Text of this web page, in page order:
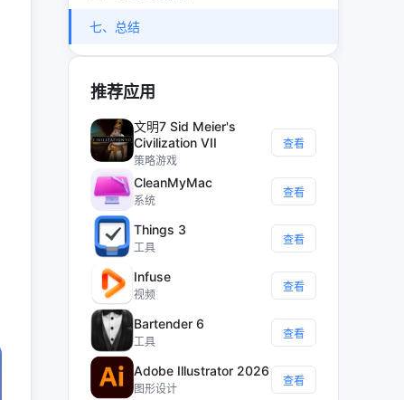
七、总结
推荐应用
文明7 Sid Meier's
Civilization VII
策略游戏
查看
CleanMyMac
系统
查看
Things 3
工具
查看
Infuse
视频
查看
Bartender 6
工具
查看
Adobe Illustrator 2026
图形设计
查看